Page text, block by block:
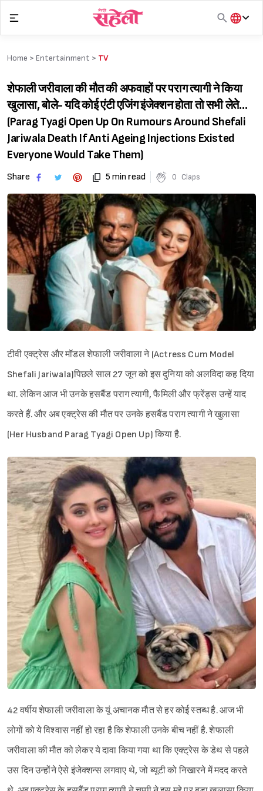
content
हिंदी
Home > Entertainment > TV
शेफाली जरीवाला की मौत की अफवाहों पर पराग त्यागी ने किया
खुलासा, बोले- यदि कोई एंटी एजिंग इंजेक्शन होता तो सभी लेते…
(Parag Tyagi Open Up On Rumours Around Shefali
Jariwala Death If Anti Ageing Injections Existed
Everyone Would Take Them)
Share 5 min read 0 Claps
टीवी एक्ट्रेस और मॉडल शेफाली जरीवाला ने (Actress Cum Model
Shefali Jariwala)पिछले साल 27 जून को इस दुनिया को अलविदा कह दिया
था. लेकिन आज भी उनके हसबैंड पराग त्यागी, फैमिली और फ्रेंड्स उन्हें याद
करते हैं. और अब एक्ट्रेस की मौत पर उनके हसबैंड पराग त्यागी ने खुलासा
(Her Husband Parag Tyagi Open Up) किया है.
42 वर्षीय शेफाली जरीवाला के यूं अचानक मौत से हर कोई स्तब्ध है. आज भी
लोगों को ये विश्वास नहीं हो रहा है कि शेफाली उनके बीच नहीं है. शेफाली
जरीवाला की मौत को लेकर ये दावा किया गया था कि एक्ट्रेस के डेथ से पहले
उस दिन उन्होंने ऐसे इंजेक्शन्स लगवाए थे, जो ब्यूटी को निखारने में मदद करते